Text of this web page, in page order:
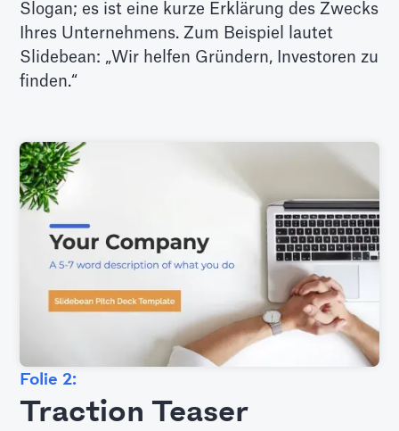
Slogan; es ist eine kurze Erklärung des Zwecks
Ihres Unternehmens. Zum Beispiel lautet
Slidebean: „Wir helfen Gründern, Investoren zu
finden.“
Folie 2:
Traction Teaser